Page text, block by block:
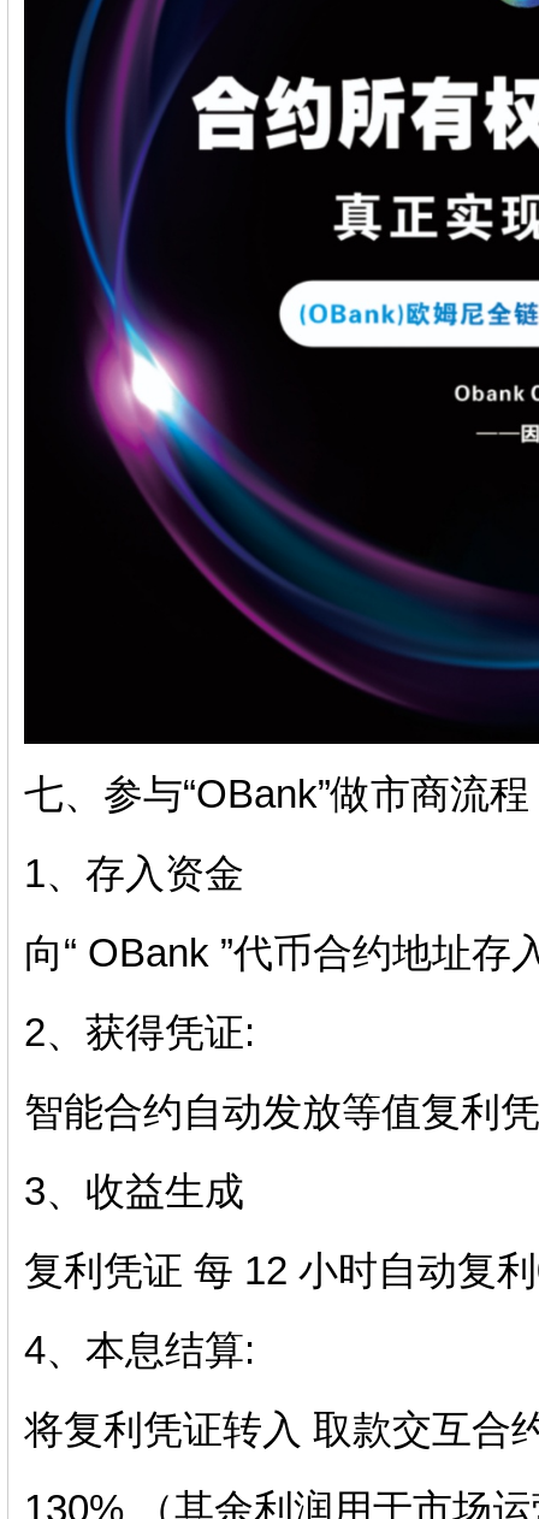
七、参与“OBank”做市商流程
1、存入资金
向“ OBank ”代币合约地址存
2、获得凭证:
智能合约自动发放等值复利
3、收益生成
复利凭证 每 12 小时自动复
4、本息结算:
将复利凭证转入 取款交互合
130% （其余利润用于市场